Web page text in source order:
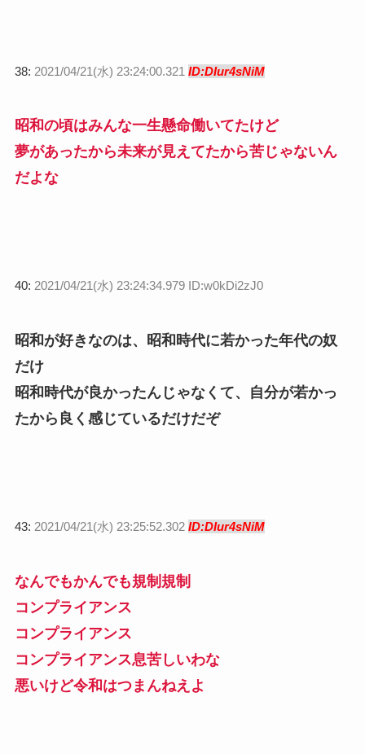
38: 2021/04/21(水) 23:24:00.321 ID:DIur4sNiM
昭和の頃はみんな一生懸命働いてたけど
夢があったから未来が見えてたから苦じゃないん
だよな
40: 2021/04/21(水) 23:24:34.979 ID:w0kDi2zJ0
昭和が好きなのは、昭和時代に若かった年代の奴
だけ
昭和時代が良かったんじゃなくて、自分が若かっ
たから良く感じているだけだぞ
43: 2021/04/21(水) 23:25:52.302 ID:DIur4sNiM
なんでもかんでも規制規制
コンプライアンス
コンプライアンス
コンプライアンス息苦しいわな
悪いけど令和はつまんねえよ